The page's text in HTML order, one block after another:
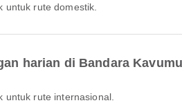
untuk rute domestik.
harian di Bandara
untuk rute internasional.